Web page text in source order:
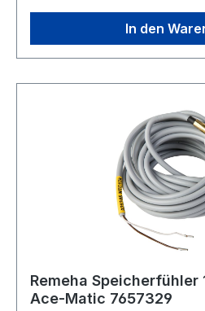
In den
Remeha Speicherfühler
Ace-Matic 7657329